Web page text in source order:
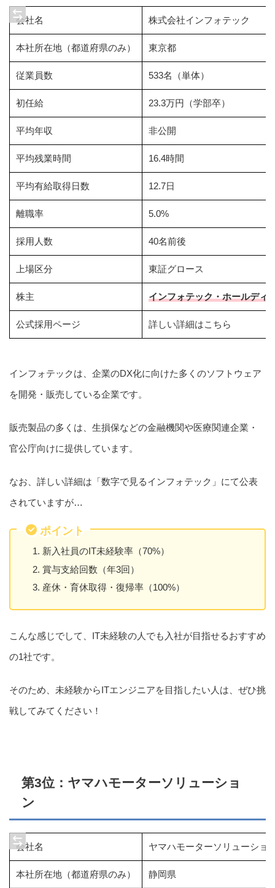
会社名 株式会社インフォテック
本社所在地（都道府県のみ） 東京都
従業員数 533名（単体）
初任給 23.3万円（学部卒）
平均年収 非公開
平均残業時間 16.4時間
平均有給取得日数 12.7日
離職率 5.0%
採用人数 40名前後
上場区分 東証グロース
株主 インフォテック・ホールディ
公式採用ページ 詳しい詳細はこちら
インフォテックは、企業のDX化に向けた多くのソフトウェア
を開発・販売している企業です。
販売製品の多くは、生損保などの金融機関や医療関連企業・
官公庁向けに提供しています。
なお、詳しい詳細は「数字で見るインフォテック」にて公表
されていますが…
ポイント
新入社員のIT未経験率（70%）
賞与支給回数（年3回）
産休・育休取得・復帰率（100%）
こんな感じでして、IT未経験の人でも入社が目指せるおすすめ
の1社です。
そのため、未経験からITエンジニアを目指したい人は、ぜひ挑
戦してみてください！
第3位：ヤマハモーターソリューショ
ン
会社名 ヤマハモーターソリューショ
本社所在地（都道府県のみ） 静岡県